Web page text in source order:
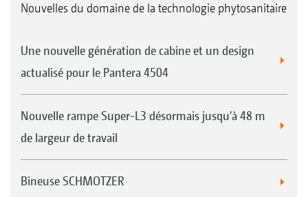
Nouvelles du domaine de la technologie phytosanitaire
Une nouvelle génération de cabine et un design
actualisé pour le Pantera 4504
Nouvelle rampe Super-L3 désormais jusqu'à 48 m
de largeur de travail
Bineuse SCHMOTZER